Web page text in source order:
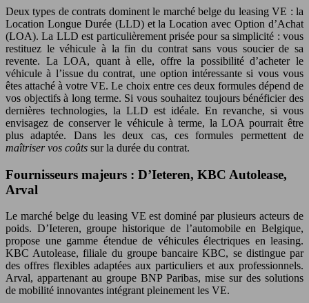
Deux types de contrats dominent le marché belge du leasing VE : la
Location Longue Durée (LLD) et la Location avec Option d’Achat
(LOA). La LLD est particulièrement prisée pour sa simplicité : vous
restituez le véhicule à la fin du contrat sans vous soucier de sa
revente. La LOA, quant à elle, offre la possibilité d’acheter le
véhicule à l’issue du contrat, une option intéressante si vous vous
êtes attaché à votre VE. Le choix entre ces deux formules dépend de
vos objectifs à long terme. Si vous souhaitez toujours bénéficier des
dernières technologies, la LLD est idéale. En revanche, si vous
envisagez de conserver le véhicule à terme, la LOA pourrait être
plus adaptée. Dans les deux cas, ces formules permettent de
maîtriser vos coûts sur la durée du contrat.
Fournisseurs majeurs : D’Ieteren, KBC Autolease,
Arval
Le marché belge du leasing VE est dominé par plusieurs acteurs de
poids. D’Ieteren, groupe historique de l’automobile en Belgique,
propose une gamme étendue de véhicules électriques en leasing.
KBC Autolease, filiale du groupe bancaire KBC, se distingue par
des offres flexibles adaptées aux particuliers et aux professionnels.
Arval, appartenant au groupe BNP Paribas, mise sur des solutions
de mobilité innovantes intégrant pleinement les VE.